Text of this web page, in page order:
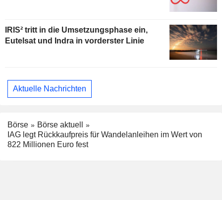
IRIS² tritt in die Umsetzungsphase ein,
Eutelsat und Indra in vorderster Linie
Aktuelle Nachrichten
Börse
Börse aktuell
IAG legt Rückkaufpreis für Wandelanleihen im Wert von
822 Millionen Euro fest